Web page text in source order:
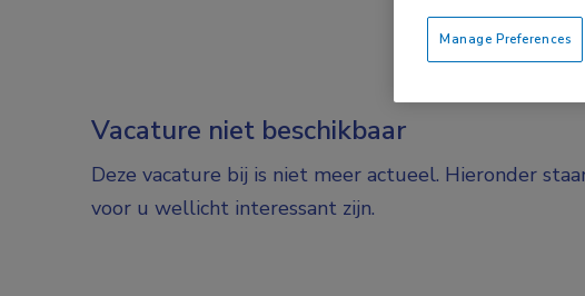
Vacature niet beschikbaar
Deze vacature bij is niet meer actueel. Hieronder
voor u wellicht interessant zijn.
Manage Preferences